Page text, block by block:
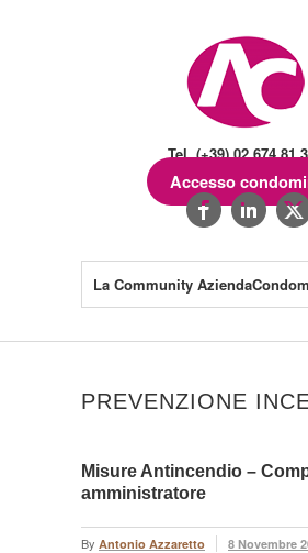
Tel. (+39)
Accesso
La Community
PREVENZIONE
Misure Antincendio –
amministratore
By Antonio Azzaretto
8 Novembre